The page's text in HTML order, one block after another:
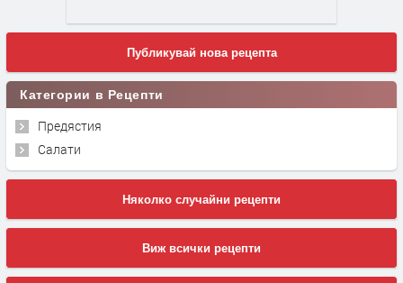
Публикувай нова рецепта
Категории в Рецепти
Предястия
Салати
Няколко случайни рецепти
Виж всички рецепти